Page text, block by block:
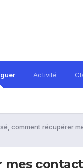
Activité
comment récupérer